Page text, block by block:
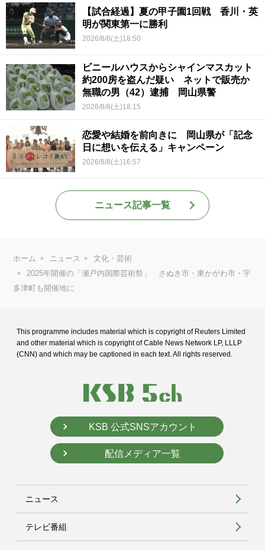
【試合経過】夏の甲子園1回戦 香川・英
明が関東第一に勝利
2026/8/8(土)18:50
ビニールハウスからシャインマスカット
約200房を盗んだ疑い ネットで販売か
無職の男（42）逮捕 岡山県警
2026/8/8(土)18:15
恋愛や結婚を前向きに 岡山県が「記念
日に想いを伝える」キャンペーン
2026/8/8(土)16:57
ニュース記事一覧
ホーム ニュース
文化・芸術
2025年開催の「瀬戸内国際芸術祭」 さぬき市・東かがわ市・宇
多津町も開催地に
This programme includes material which is copyright of Reuters Limited
and other material which is copyright of Cable News Network LP, LLLP
(CNN) and which may be captioned in each text. All rights reserved.
KSB 公式SNSアカウント
配信メディア一覧
ニュース
テレビ番組